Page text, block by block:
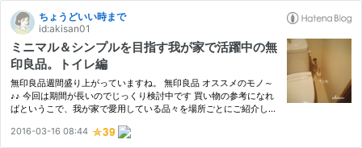
ちょうどいい時まで
id:akisan01
ミニマル＆シンプルを目指す我が家で活躍中の無
印良品。トイレ編
無印良品週間盛り上がっていますね。 無印良品 オススメのモノ～
♪♪ 今回は期間が長いのでじっくり検討中です 買い物の参考になれ
ばというこで、我が家で愛用している品々を場所ごとにご紹介しま
掃除用品までは写っていませんでした。 akisan01.hatenablog.j…
2016-03-16 08:44